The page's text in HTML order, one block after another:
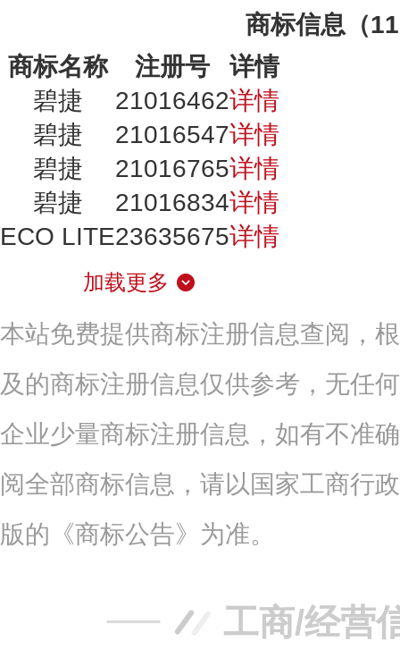
商标信息（
商标名称
注册号
详情
碧捷
21016462详情
碧捷
21016547详情
碧捷
21016765详情
碧捷
21016834详情
ECO LITE23635675详情
加载更多
本站免费提供商标注册信息查阅，
及的商标注册信息仅供参考，无任
企业少量商标注册信息，如有不准
阅全部商标信息，请以国家工商行
版的《商标公告》为准。
工商/经营